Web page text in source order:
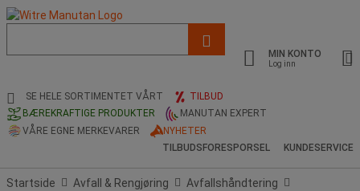
og
søkehistorikk
MIN KONTO
Log inn
SE HELE SORTIMENTET VÅRT
TILBUD
BÆREKRAFTIGE PRODUKTER
MANUTAN EXPERT
VÅRE EGNE MERKEVARER
NYHETER
TILBUDSFORESPORSEL
KUNDESERVICE
Startside Avfall & Rengjøring
Avfallshåndtering